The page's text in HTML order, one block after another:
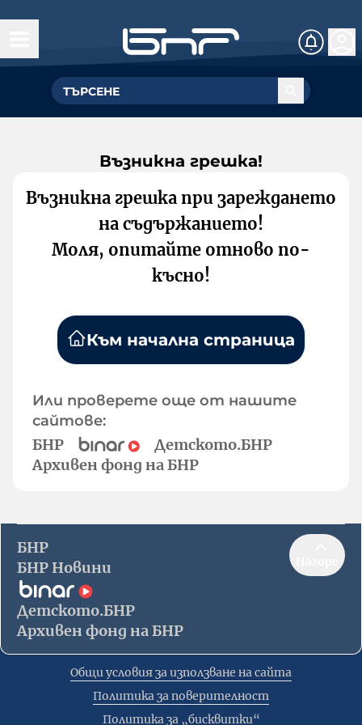
Възникна грешка!
Възникна грешка при зареждането
на съдържанието!
Моля, опитайте отново по-
късно!
Към начална страница
Или проверете още от нашите
сайтове:
БНР
Детското.БНР
Архивен фонд на БНР
БНР
БНР Новини
Детското.БНР
Архивен фонд на БНР
Общи условия за използване на сайта
Политика за поверителност
Политика за „бисквитки“